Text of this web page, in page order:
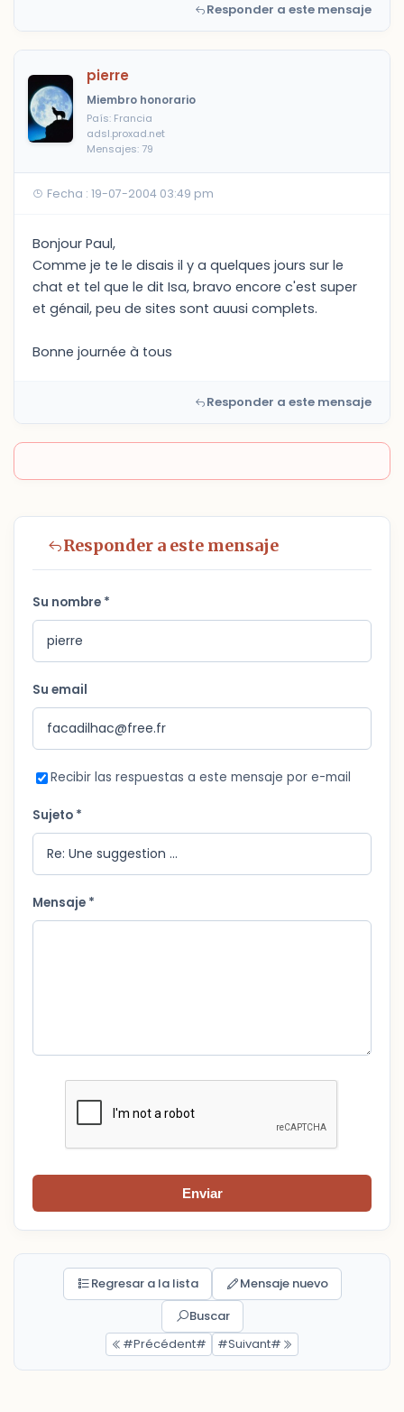
Responder a este mensaje
pierre
Miembro honorario
País: Francia
adsl.proxad.net
Mensajes: 79
Fecha : 19-07-2004 03:49 pm
Bonjour Paul,
Comme je te le disais il y a quelques jours sur le
chat et tel que le dit Isa, bravo encore c'est super
et génail, peu de sites sont auusi complets.
Bonne journée à tous
Responder a este mensaje
Responder a este mensaje
Su nombre *
Su email
Recibir las respuestas a este mensaje por e-mail
Sujeto *
Mensaje *
Enviar
Regresar a la lista
Mensaje nuevo
Buscar
#Précédent#
#Suivant#